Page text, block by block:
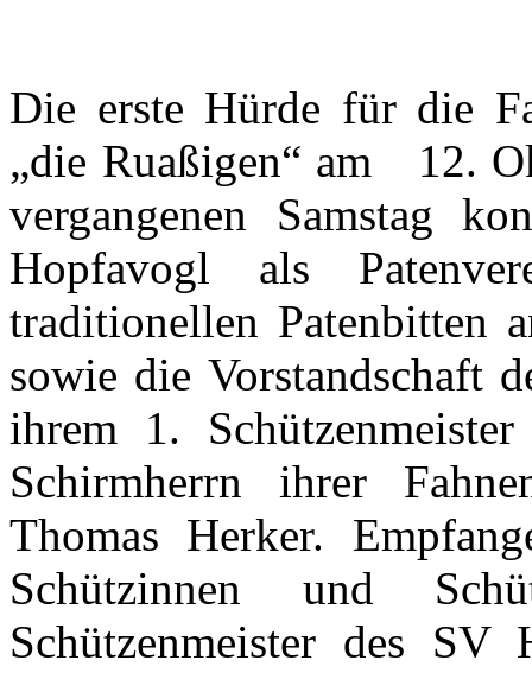
Die erste Hürde für die
„die Ruaßigen“ am 12.
vergangenen Samstag
Hopfavogl als
traditionellen Patenbitten
sowie die Vorstandschaft
ihrem 1.
Schirmherrn ihrer
Thomas Herker.
Schützinnen und
Schützenmeister des SV